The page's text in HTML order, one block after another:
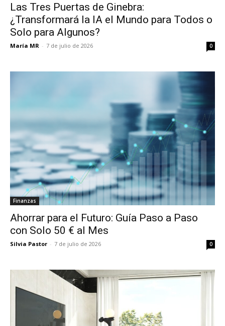
Las Tres Puertas de Ginebra:
¿Transformará la IA el Mundo para Todos o
Solo para Algunos?
María MR - 7 de julio de 2026 0
Finanzas
Ahorrar para el Futuro: Guía Paso a Paso
con Solo 50 € al Mes
Silvia Pastor - 7 de julio de 2026 0